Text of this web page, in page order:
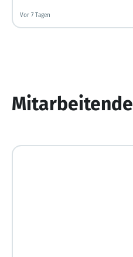
Vor 7 Tagen
Vor 7 Tagen veröffentlicht
Mitarbeitende